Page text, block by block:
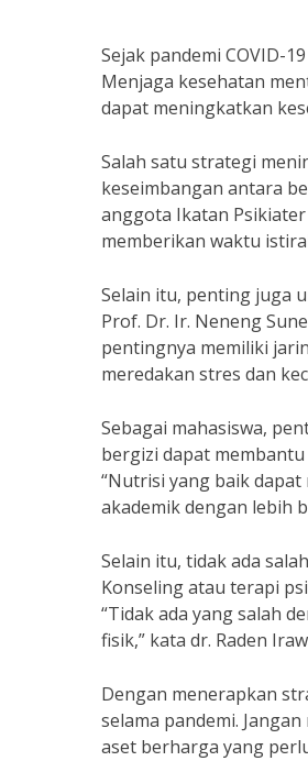
Sejak pandemi COVID-
Menjaga kesehatan
dapat meningkatkan
Salah satu strategi
keseimbangan antara
anggota Ikatan
memberikan waktu
Selain itu, penting juga
Prof. Dr. Ir. Neneng
pentingnya memiliki
meredakan stres dan
Sebagai mahasiswa,
bergizi dapat
“Nutrisi yang baik
akademik dengan lebih
Selain itu, tidak ada
Konseling atau terapi
“Tidak ada yang salah
fisik,” kata dr. Raden
Dengan menerapkan
selama pandemi.
aset berharga yang